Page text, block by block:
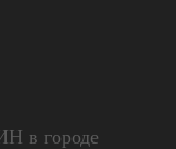
городе